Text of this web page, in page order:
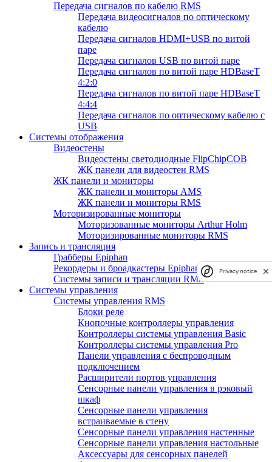
Передача сигналов по кабелю RMS
Передача видеосигналов по оптическому
кабелю
Передача сигналов HDMI+USB по витой
паре
Передача сигналов USB по витой паре
Передача сигналов по витой паре HDBaseT
4:2:0
Передача сигналов по витой паре HDBaseT
4:4:4
Передача сигналов по оптическому кабелю с
USB
Системы отображения
Видеостены
Видеостены светодиодные FlipChipCOB
ЖК панели для видеостен RMS
ЖК панели и мониторы
ЖК панели и мониторы AMS
ЖК панели и мониторы RMS
Моторизированные мониторы
Моторизованные мониторы Arthur Holm
Моторизированные мониторы RMS
Запись и трансляция
Грабберы Epiphan
Рекордеры и броадкастеры Epiphan
Системы записи и трансляции RMS
Системы управления
Системы управления RMS
Блоки реле
Кнопочные контроллеры управления
Контроллеры системы управления Basic
Контроллеры системы управления Pro
Панели управления с беспроводным
подключением
Расширители портов управления
Сенсорные панели управления в рэковый
шкаф
Сенсорные панели управления
встраиваемые в стену
Сенсорные панели управления настенные
Сенсорные панели управления настольные
Аксессуары для сенсорных панелей
Privacy notice